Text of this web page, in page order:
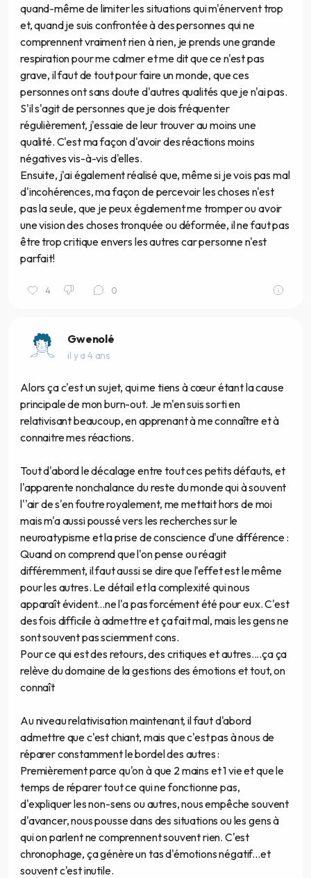
quand-même de limiter les situations qui m'énervent trop
et, quand je suis confrontée à des personnes qui ne
comprennent vraiment rien à rien, je prends une grande
respiration pour me calmer et me dit que ce n'est pas
grave, il faut de tout pour faire un monde, que ces
personnes ont sans doute d'autres qualités que je n'ai pas.
S'il s'agit de personnes que je dois fréquenter
régulièrement, j'essaie de leur trouver au moins une
qualité. C'est ma façon d'avoir des réactions moins
négatives vis-à-vis d'elles.
Ensuite, j'ai également réalisé que, même si je vois pas mal
d'incohérences, ma façon de percevoir les choses n'est
pas la seule, que je peux également me tromper ou avoir
une vision des choses tronquée ou déformée, il ne faut pas
être trop critique envers les autres car personne n'est
parfait!
4 0
Gwenolé
il y a 4 ans
Alors ça c'est un sujet, qui me tiens à cœur étant la cause
principale de mon burn-out. Je m'en suis sorti en
relativisant beaucoup, en apprenant à me connaître et à
connaitre mes réactions.
Tout d'abord le décalage entre tout ces petits défauts, et
l'apparente nonchalance du reste du monde qui à souvent
l''air de s'en foutre royalement, me mettait hors de moi
mais m'a aussi poussé vers les recherches sur le
neuroatypisme et la prise de conscience d'une différence :
Quand on comprend que l'on pense ou réagit
différemment, il faut aussi se dire que l'effet est le même
pour les autres. Le détail et la complexité qui nous
apparaît évident...ne l'a pas forcément été pour eux. C'est
des fois difficile à admettre et ça fait mal, mais les gens ne
sont souvent pas sciemment cons.
Pour ce qui est des retours, des critiques et autres....ça ça
relève du domaine de la gestions des émotions et tout, on
connaît
Au niveau relativisation maintenant, il faut d'abord
admettre que c'est chiant, mais que c'est pas à nous de
réparer constamment le bordel des autres :
Premièrement parce qu'on à que 2 mains et 1 vie et que le
temps de réparer tout ce qui ne fonctionne pas,
d'expliquer les non-sens ou autres, nous empêche souvent
d'avancer, nous pousse dans des situations ou les gens à
qui on parlent ne comprennent souvent rien. C'est
chronophage, ça génère un tas d'émotions négatif...et
souvent c'est inutile.